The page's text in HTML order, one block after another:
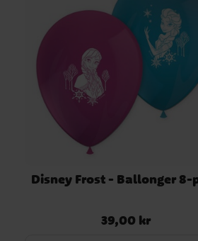
Disney Frost - Ballonger 8-
Pris:39,00 kr
39,00 kr